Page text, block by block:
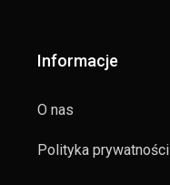
Informacje
O nas
Polityka prywatności